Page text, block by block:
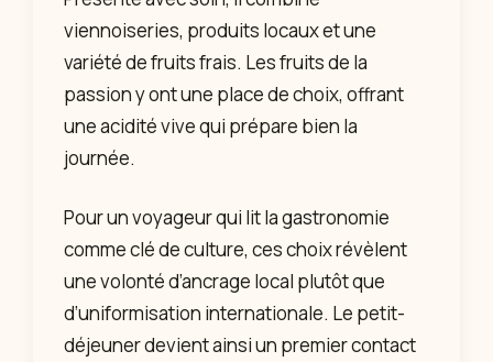
viennoiseries, produits locaux et une
variété de fruits frais. Les fruits de la
passion y ont une place de choix, offrant
une acidité vive qui prépare bien la
journée.
Pour un voyageur qui lit la gastronomie
comme clé de culture, ces choix révèlent
une volonté d’ancrage local plutôt que
d’uniformisation internationale. Le petit-
déjeuner devient ainsi un premier contact